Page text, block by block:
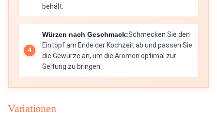
behält.
Würzen nach Geschmack:Schmecken Sie den
Eintopf am Ende der Kochzeit ab und passen Sie
die Gewürze an, um die Aromen optimal zur
Geltung zu bringen.
Variationen